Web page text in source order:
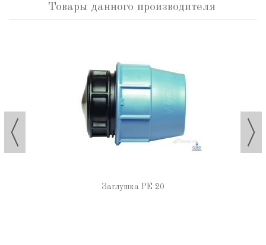
Товары данного производителя
Заглушка РЕ 20